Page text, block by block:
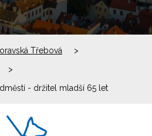
Třebová
>
>
- držitel mladší 65 let